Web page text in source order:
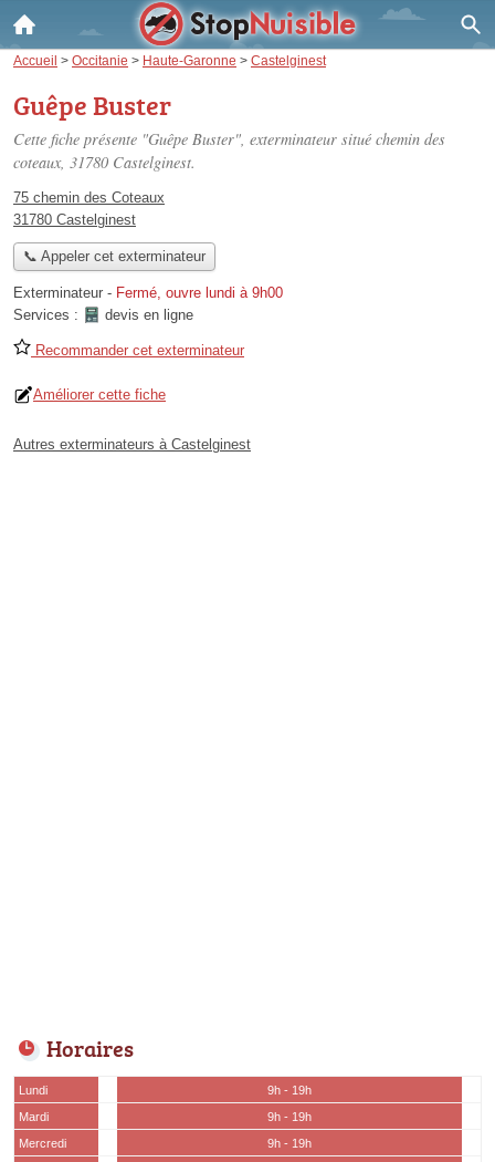
Accueil > Occitanie > Haute-Garonne > Castelginest
Guêpe Buster
Cette fiche présente "Guêpe Buster", exterminateur situé chemin des
coteaux, 31780 Castelginest.
75 chemin des Coteaux
31780 Castelginest
📞 Appeler cet exterminateur
Exterminateur - Fermé, ouvre lundi à 9h00
Services :
devis en ligne
Recommander cet exterminateur
Améliorer cette fiche
Autres exterminateurs à Castelginest
Horaires
Lundi
9h - 19h
Mardi
9h - 19h
Mercredi
9h - 19h